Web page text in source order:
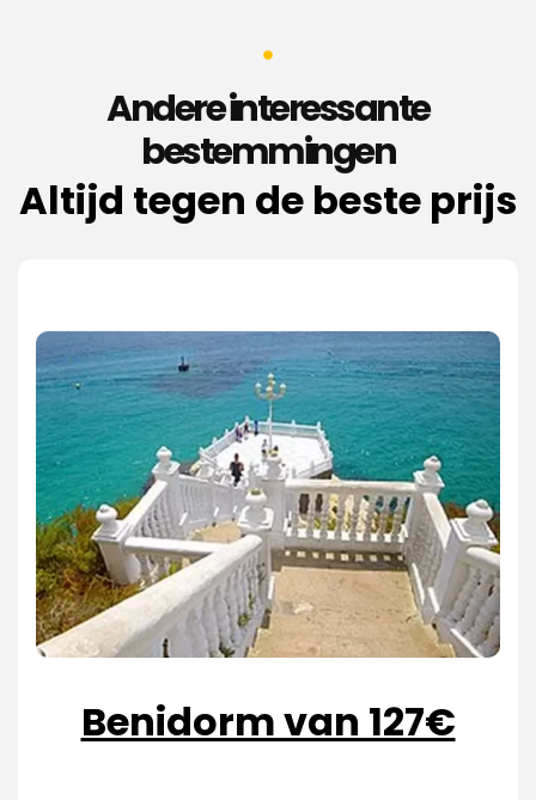
Andere interessante
bestemmingen
Altijd tegen de beste prijs
Benidorm van 127€